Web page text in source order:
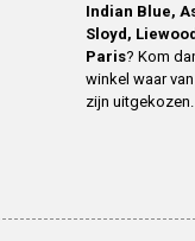
Indian Blue,
Sloyd,
Paris? Kom
winkel waar
zijn uitgekozen.